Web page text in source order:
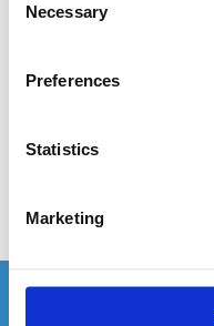
Selection
Necessary
Preferences
Statistics
Marketing
Zealum ZPD-42P
Andra köpte även